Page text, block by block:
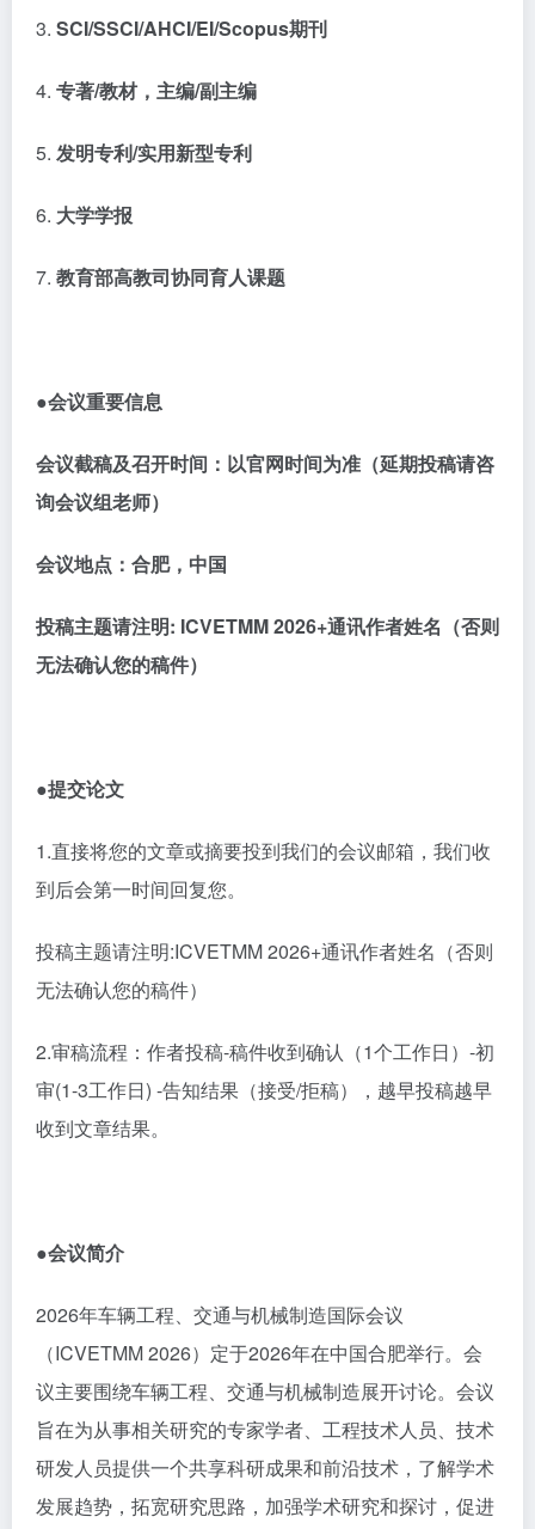
3. SCI/SSCI/AHCI/EI/Scopus期刊
4. 专著/教材，主编/副主编
5. 发明专利/实用新型专利
6. 大学学报
7. 教育部高教司协同育人课题
●会议重要信息
会议截稿及召开时间：以官网时间为准（延期投稿请咨
询会议组老师）
会议地点：合肥，中国
投稿主题请注明: ICVETMM 2026+通讯作者姓名（否则
无法确认您的稿件）
●提交论文
1.直接将您的文章或摘要投到我们的会议邮箱，我们收
到后会第一时间回复您。
投稿主题请注明:ICVETMM 2026+通讯作者姓名（否则
无法确认您的稿件）
2.审稿流程：作者投稿-稿件收到确认（1个工作日）-初
审(1-3工作日) -告知结果（接受/拒稿），越早投稿越早
收到文章结果。
●会议简介
2026年车辆工程、交通与机械制造国际会议
（ICVETMM 2026）定于2026年在中国合肥举行。会
议主要围绕车辆工程、交通与机械制造展开讨论。会议
旨在为从事相关研究的专家学者、工程技术人员、技术
研发人员提供一个共享科研成果和前沿技术，了解学术
发展趋势，拓宽研究思路，加强学术研究和探讨，促进